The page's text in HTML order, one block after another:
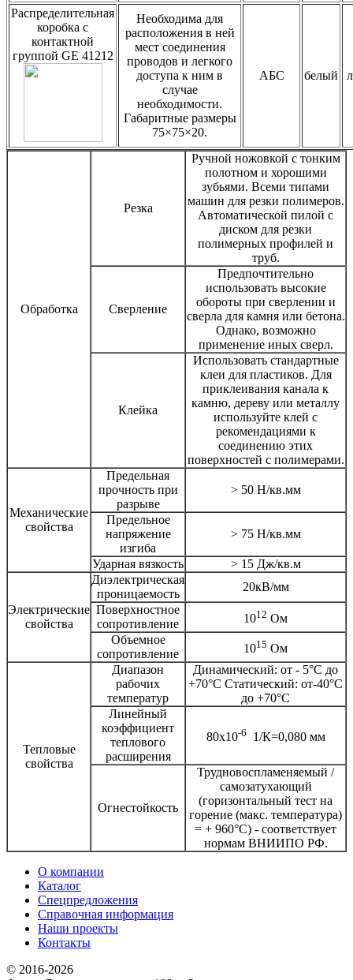
Распределительная
коробка с
контактной
группой GE 41212
Необходима для
расположения в ней
мест соединения
проводов и легкого
доступа к ним в
случае
необходимости.
Габаритные размеры
75×75×20.
АБС белый
Обработка
Резка
Ручной ножовкой с тонким
полотном и хорошими
зубьями. Всеми типами
машин для резки полимеров.
Автоматической пилой с
диском для резки
полимерных профилей и
труб.
Сверление
Предпочтительно
использовать высокие
обороты при сверлении и
сверла для камня или бетона.
Однако, возможно
применение иных сверл.
Клейка
Использовать стандартные
клеи для пластиков. Для
приклеивания канала к
камню, дереву или металлу
используйте клей с
рекомендациями к
соединению этих
поверхностей с полимерами.
Механические
свойства
Предельная
прочность при
разрыве
> 50 Н/кв.мм
Предельное
напряжение
изгиба
> 75 Н/кв.мм
Ударная вязкость > 15 Дж/кв.м
Электрические
свойства
Диэлектрическая
проницаемость
20кВ/мм
Поверхностное
сопротивление
1012 Ом
Объемное
сопротивление
1015 Ом
Тепловые
свойства
Диапазон
рабочих
температур
Динамический: от - 5°С до
+70°С Статический: от-40°С
до +70°С
Линейный
коэффициент
теплового
расширения
80х10-6 1/К=0,080 мм
Огнестойкость
Трудновоспламеняемый /
самозатухающий
(горизонтальный тест на
горение (макс. температура)
= + 960°С) - соответствует
нормам ВНИИПО РФ.
О компании
Каталог
Спецпредложения
Справочная информация
Наши проекты
Контакты
© 2016-2026